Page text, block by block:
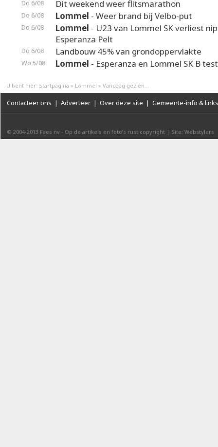
Do 6/08 Dit weekend weer flitsmarathon
Do 6/08 Lommel - Weer brand bij Velbo-put
Do 6/08 Lommel - U23 van Lommel SK verliest
Esperanza Pelt
Do 6/08 Landbouw 45% van grondoppervlakte
Wo 5/08 Lommel - Esperanza en Lommel SK B
U bent hier: Startpagina » Lommel » Vandaag gezien...
Contacteer ons | Adverteer | Over deze site | Gemeente-info & links
© 2004-2013 Faes nv - Op de artikels en foto’s rust copyright | Site: Webstylers